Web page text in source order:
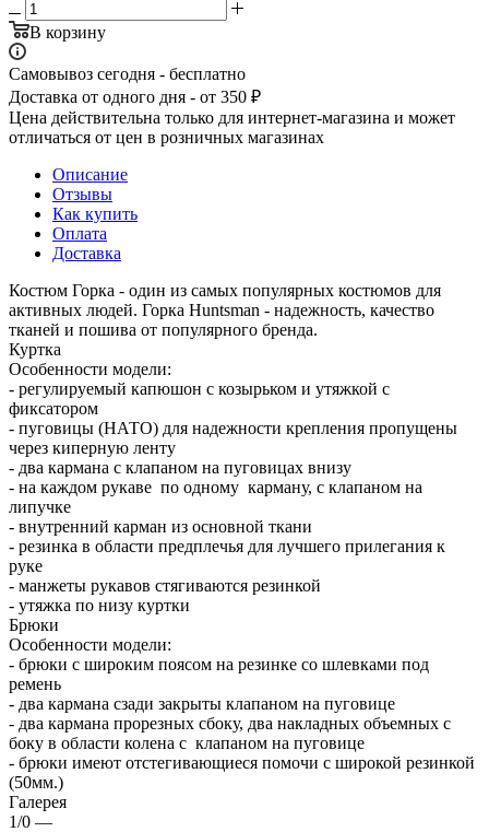
В корзину
Самовывоз сегодня - бесплатно
Доставка от одного дня - от 350 ₽
Цена действительна только для интернет-магазина и может
отличаться от цен в розничных магазинах
Описание
Отзывы
Как купить
Оплата
Доставка
Костюм Горка - один из самых популярных костюмов для
активных людей. Горка Huntsman - надежность, качество
тканей и пошива от популярного бренда.
Куртка
Особенности модели:
- регулируемый капюшон с козырьком и утяжкой с
фиксатором
- пуговицы (НАТО) для надежности крепления пропущены
через киперную ленту
- два кармана с клапаном на пуговицах внизу
- на каждом рукаве по одному карману, с клапаном на
липучке
- внутренний карман из основной ткани
- резинка в области предплечья для лучшего прилегания к
руке
- манжеты рукавов стягиваются резинкой
- утяжка по низу куртки
Брюки
Особенности модели:
- брюки с широким поясом на резинке со шлевками под
ремень
- два кармана сзади закрыты клапаном на пуговице
- два кармана прорезных сбоку, два накладных объемных с
боку в области колена с клапаном на пуговице
- брюки имеют отстегивающиеся помочи с широкой резинкой
Галерея
1/0 —